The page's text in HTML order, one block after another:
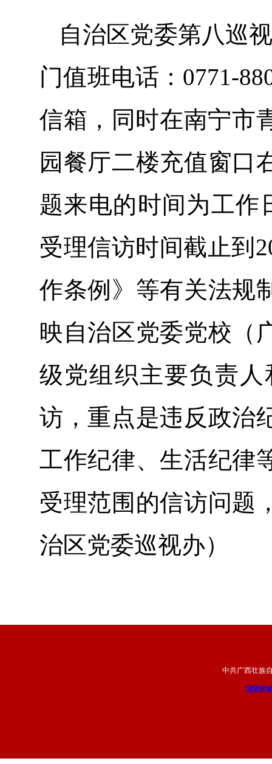
自治区党委第八巡
门值班电话：0771-
信箱，同时在南宁市
园餐厅二楼充值窗口
题来电的时间为工作
受理信访时间截止到
作条例》等有关法规
映自治区党委党校（
级党组织主要负责
访，重点是违反政治
工作纪律、生活纪律
受理范围的信访问题
治区党委巡视办）
中共广西壮族
我要投